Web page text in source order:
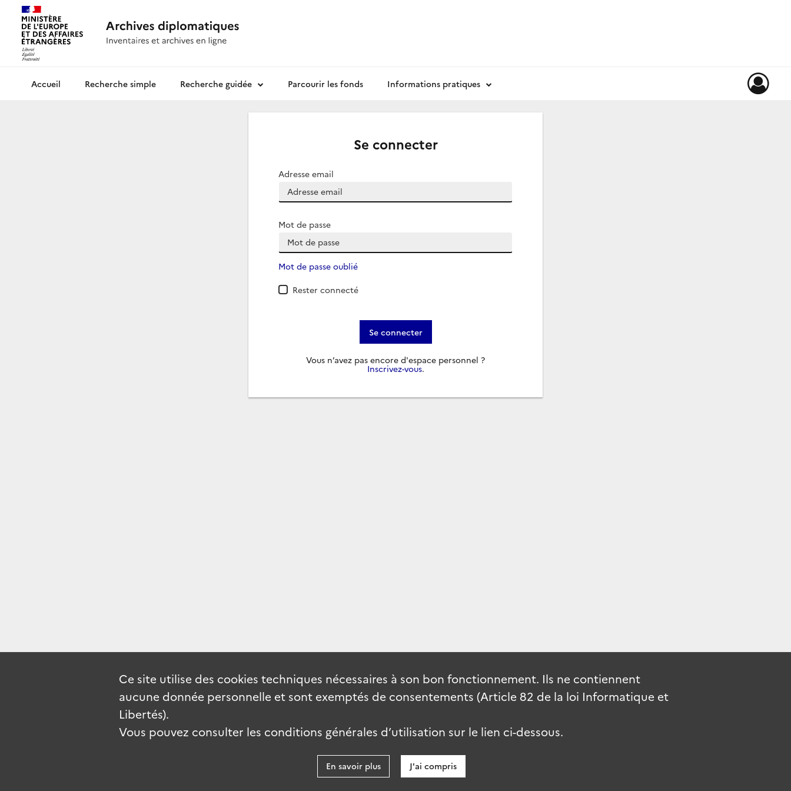
Archives diplomatiquesRecherche simple Recherche guidée Parcourir les fonds Informations pratiques
Se connecter
Adresse email
Mot de passe
Mot de passe oublié
Rester connecté
Se connecter
Vous n’avez pas encore d'espace personnel ?
Inscrivez-vous.
Ce site utilise des cookies techniques nécessaires à son bon fonctionnement. Ils ne contiennent
aucune donnée personnelle et sont exemptés de consentements (Article 82 de la loi Informatique et
Libertés).
Vous pouvez consulter les conditions générales d’utilisation sur le lien ci-dessous.
En savoir plus J'ai compris